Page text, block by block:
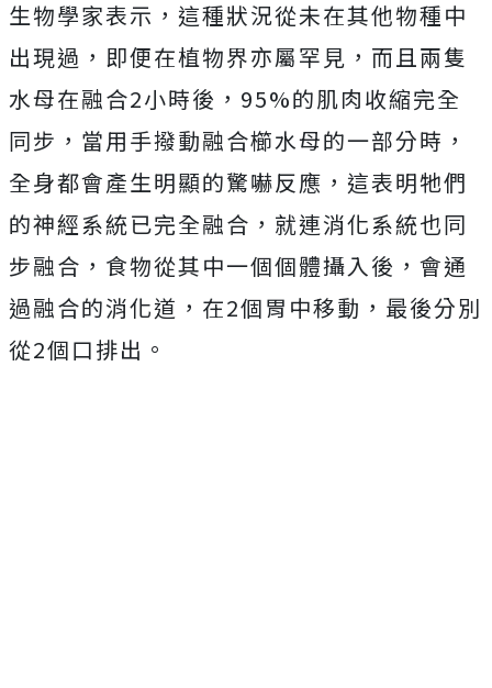
生物學家表示，這種狀況從未在其他物種中
出現過，即便在植物界亦屬罕見，而且兩隻
水母在融合2小時後，95%的肌肉收縮完全
同步，當用手撥動融合櫛水母的一部分時，
全身都會產生明顯的驚嚇反應，這表明牠們
的神經系統已完全融合，就連消化系統也同
步融合，食物從其中一個個體攝入後，會通
過融合的消化道，在2個胃中移動，最後分別
從2個口排出。